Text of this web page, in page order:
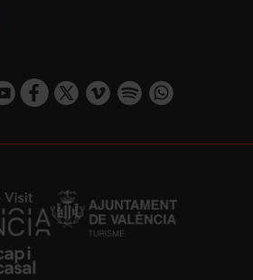
turismo-valencia/mycompany/ visit_valencia/
www.youtube.com/user/
https://www.facebook.com/
https://twitter.com/
https://vimeo.com/
https://https://api.whatsapp.com/